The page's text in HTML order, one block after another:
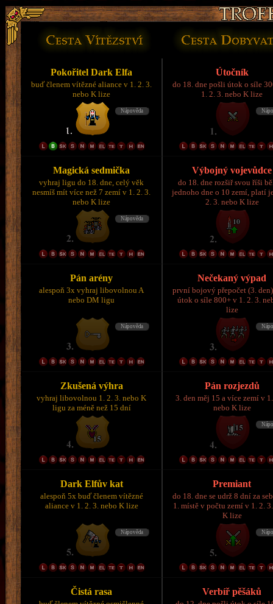
Pokořitel Dark Elfa
buď členem vítězné aliance v 1. 2. 3.
nebo K lize
Útočník
do 18. dne pošli útok o síle
1. 2. 3. nebo K lize
Magická sedmička
vyhraj ligu do 18. dne, celý věk
nesmíš mít více než 7 zemí v 1. 2. 3.
nebo K lize
Výbojný vojevůdce
do 18. dne rozšiř svou říši
jednoho dne o 10 zemí, platí
2. 3. nebo K lize
Pán arény
alespoň 3x vyhraj libovolnou A
nebo DM ligu
Nečekaný výpad
první bojový přepočet (3.
útok o síle 800+ v 1. 2. 3.
lize
Zkušená výhra
vyhraj libovolnou 1. 2. 3. nebo K
ligu za méně než 15 dní
Pán rozjezdů
3. den měj 15 a více zemí v
nebo K lize
Dark Elfův kat
alespoň 5x buď členem vítězné
aliance v 1. 2. 3. nebo K lize
Premiant
do 18. dne se udrž 8 dní za
1. místě v počtu zemí v 1. 2.
K lize
Čistá rasa Verbíř pěšáků